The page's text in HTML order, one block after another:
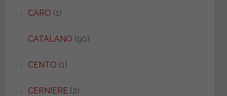
CARO (1)
CATALANO (90)
CENTO (1)
CERNIERE(2)